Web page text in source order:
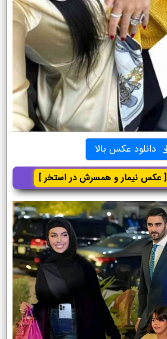
دانلود عکس بالا
[ عکس نیمار و همسرش در استخر ]